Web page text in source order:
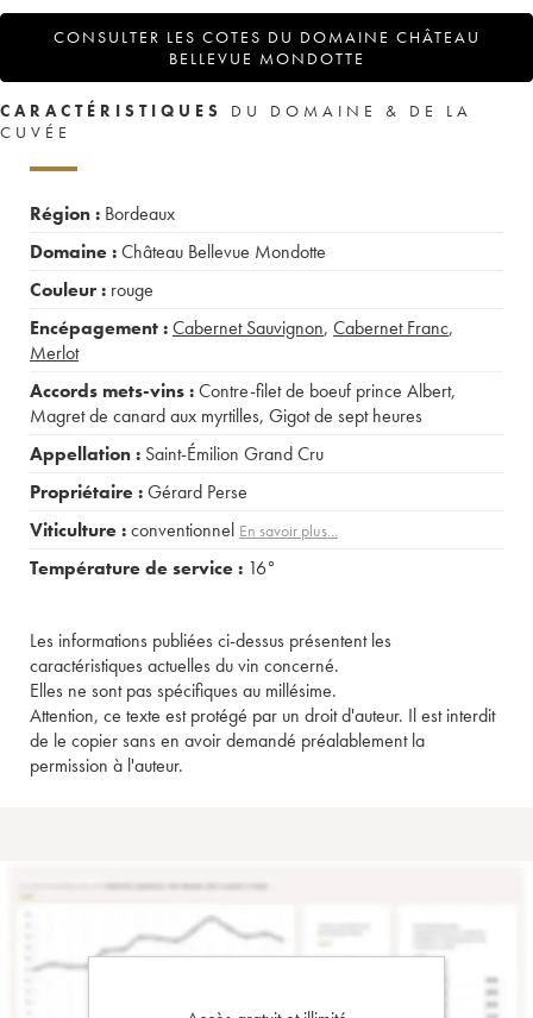
CONSULTER LES COTES DU DOMAINE CHÂTEAU
BELLEVUE MONDOTTE
CARACTÉRISTIQUES
DU DOMAINE & DE LA
CUVÉE
Région : Bordeaux
Domaine :Château Bellevue Mondotte
Couleur : rouge
Encépagement :Cabernet Sauvignon, Cabernet Franc,
Merlot
Accords mets-vins :Contre-filet de boeuf prince Albert,
Magret de canard aux myrtilles, Gigot de sept heures
Appellation : Saint-Émilion Grand Cru
Propriétaire :Gérard Perse
Viticulture :conventionnel En savoir plus...
Température de service : 16°
Les informations publiées ci-dessus présentent les
caractéristiques actuelles du vin concerné.
Elles ne sont pas spécifiques au millésime.
Attention, ce texte est protégé par un droit d'auteur. Il est interdit
de le copier sans en avoir demandé préalablement la
permission à l'auteur.